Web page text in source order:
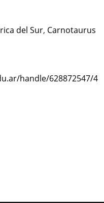
del Sur, Carnotaurus
handle/628872547/4